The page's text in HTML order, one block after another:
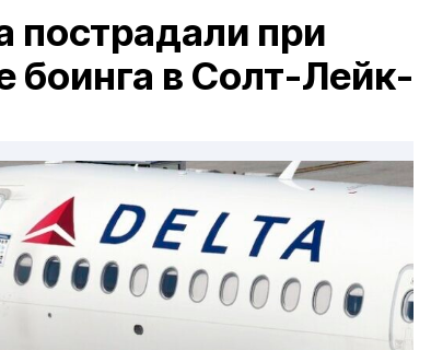
пострадали при
боинга в Солт-Лейк-